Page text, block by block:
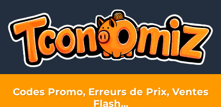
Codes Promo, Erreurs de Prix, Ventes
Flash...